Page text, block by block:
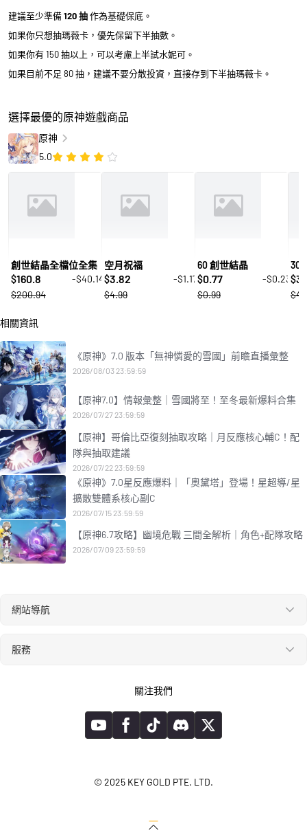
建議至少準備120 抽作為基礎保底。
如果你只想抽瑪薇卡，優先保留下半抽數。
如果你有 150 抽以上，可以考慮上半試水妮可。
如果目前不足 80 抽，建議不要分散投資，直接存到下半抽瑪薇卡。
選擇最優的原神遊戲商品
原神
5.0
創世結晶全檔位全集
$160.8
-$40.14
$200.94
空月祝福
$3.82
-$1.17
$4.99
60 創世結晶
$0.77
-$0.23
$0.99
$
相關資訊
《原神》7.0 版本「無神憐愛的雪國」前瞻直播彙整
2026/08/03 23:59:59
【原神7.0】情報彙整｜雪國將至！至冬最新爆料合集
2026/07/27 23:59:59
【原神】哥倫比亞復刻抽取攻略｜月反應核心輔C！配
隊與抽取建議
2026/07/22 23:59:59
《原神》7.0星反應爆料｜「奧黛塔」登場！星超導/星
擴散雙體系核心副C
2026/07/15 23:59:59
【原神6.7攻略】幽境危戰 三間全解析｜角色+配隊攻略
2026/07/09 23:59:59
網站導航
服務
關注我們
© 2025 KEY GOLD PTE. LTD.